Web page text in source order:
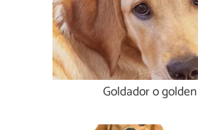
Goldador o